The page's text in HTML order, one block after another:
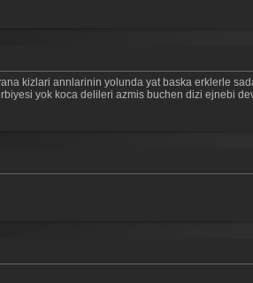
kizlari annlarinin yolunda yat baska erklerle
yok koca delileri azmis buchen dizi ejnebi